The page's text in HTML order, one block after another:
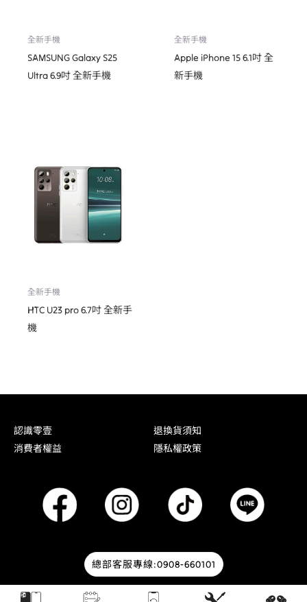
全新手機
SAMSUNG Galaxy S25
Ultra 6.9吋 全新手機
全新手機
Apple iPhone 15 6.1吋 全
新手機
全新手機
HTC U23 pro 6.7吋 全新手
機
認識零壹
退換貨須知
消費者權益
隱私權政策
總部客服專線:0908-660101
© 2026 零壹通訊 | Designed by HOWMAI Tech .